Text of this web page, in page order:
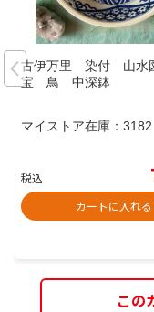
古伊万里 染付 山
宝 鳥 中深鉢
マイストア在庫： 3182
税込
カートに入れる
この